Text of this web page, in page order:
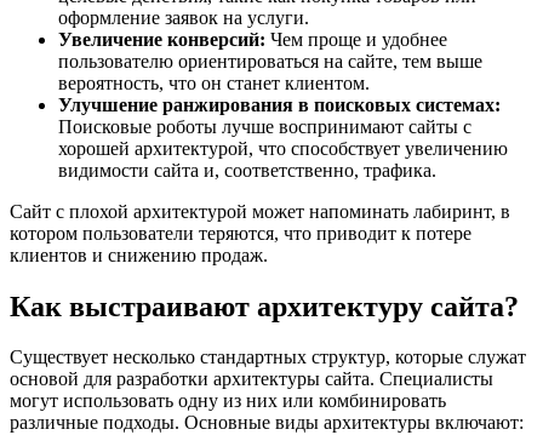
оформление заявок на услуги.
Увеличение конверсий: Чем проще и удобнее
пользователю ориентироваться на сайте, тем выше
вероятность, что он станет клиентом.
Улучшение ранжирования в поисковых системах:
Поисковые роботы лучше воспринимают сайты с
хорошей архитектурой, что способствует увеличению
видимости сайта и, соответственно, трафика.
Сайт с плохой архитектурой может напоминать лабиринт, в
котором пользователи теряются, что приводит к потере
клиентов и снижению продаж.
Как выстраивают архитектуру сайта?
Существует несколько стандартных структур, которые служат
основой для разработки архитектуры сайта. Специалисты
могут использовать одну из них или комбинировать
различные подходы. Основные виды архитектуры включают: